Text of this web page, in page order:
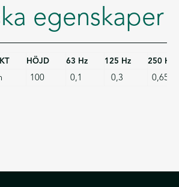
egenskaper
HÖJD 63 Hz 125 Hz 250 Hz
100 0,1 0,3 0,65